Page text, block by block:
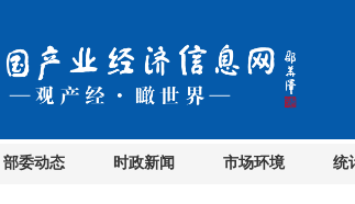
部委动态 时政新闻 市场环境 统